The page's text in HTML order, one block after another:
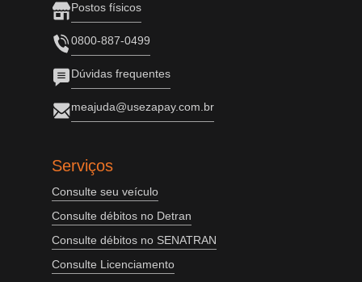
Postos físicos
0800-887-0499
Dúvidas frequentes
meajuda@usezapay.com.br
Serviços
Consulte seu veículo
Consulte débitos no Detran
Consulte débitos no SENATRAN
Consulte Licenciamento